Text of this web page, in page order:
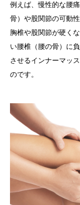
例えば、慢性的な腰痛
骨） や股関節の可動
胸椎や股関節が硬く
い腰椎（腰の骨）に
させるインナーマッ
のです。